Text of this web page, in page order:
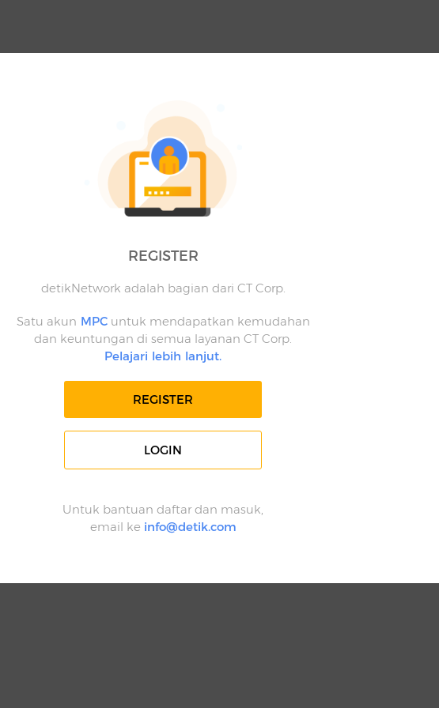
REGISTER
detikNetwork adalah bagian dari CT Corp.
Satu akun MPCuntuk mendapatkan kemudahan
dan keuntungan di semua layanan CT Corp.
Pelajari lebih lanjut.
REGISTER
LOGIN
Untuk bantuan daftar dan masuk,
email ke info@detik.com